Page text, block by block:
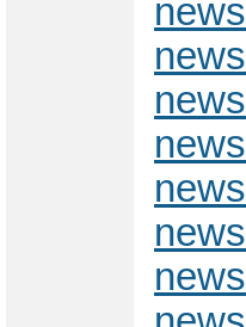
news
news
news
news
news
news
news